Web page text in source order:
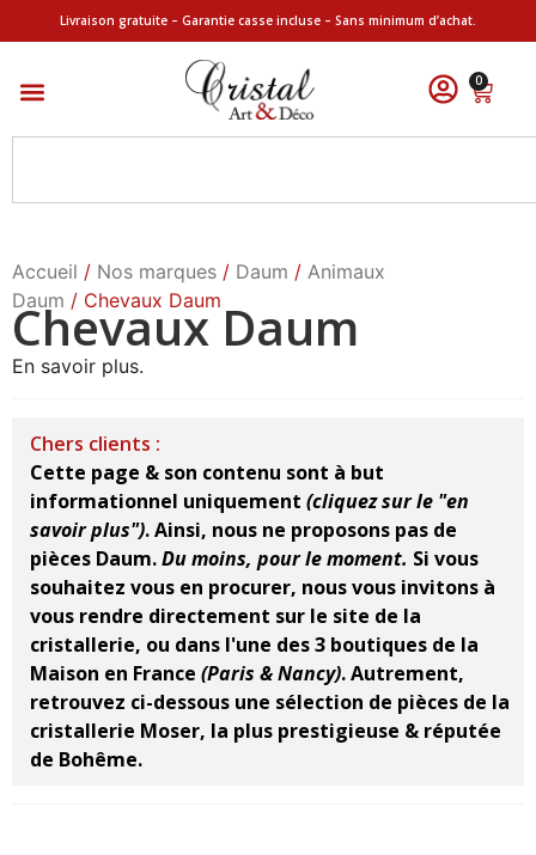
Livraison gratuite – Garantie casse incluse – Sans minimum d’achat.
0
Accueil / Nos marques / Daum / Animaux
Daum / Chevaux Daum
Chevaux Daum
En savoir plus.
Chers clients :
Cette page & son contenu sont à but
informationnel uniquement (cliquez sur le "en
savoir plus").Ainsi, nous ne proposons pas de
pièces Daum.Du moins, pour le moment. Si vous
souhaitez vous en procurer, nous vous invitons à
vous rendre directement sur le site de la
cristallerie, ou dans l'une des 3 boutiques de la
Maison en France (Paris & Nancy).Autrement,
retrouvez ci-dessous une sélection de pièces de la
cristallerie Moser, la plus prestigieuse & réputée
de Bohême.